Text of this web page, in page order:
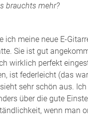
brauchts mehr?
ich meine neue E-
Sie ist gut
wirklich perfekt
ist federleicht (das
sehr schön aus.
über die gute
wenn man